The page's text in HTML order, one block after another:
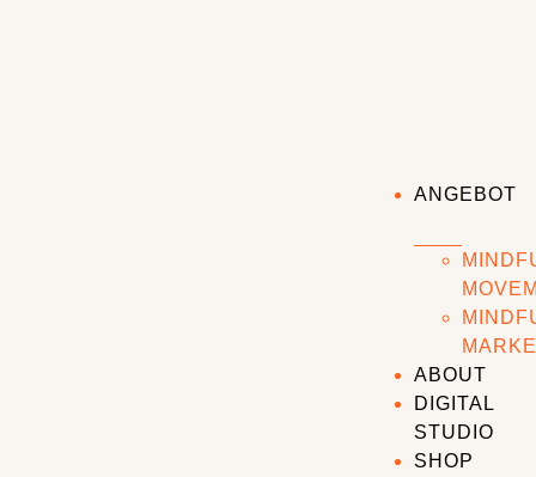
ANGEBOT
ABOUT
DIGITAL
STUDIO
SHOP